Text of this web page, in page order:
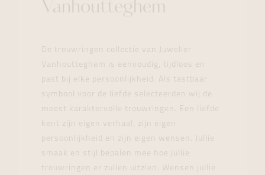
Vanhoutteghem
De trouwringen collectie van Juwelier
Vanhoutteghem is eenvoudig, tijdloos en
past bij elke persoonlijkheid. Als tastbaar
symbool voor de liefde selecteerden wij de
meest karaktervolle trouwringen. Een liefde
kent zijn eigen verhaal, zijn eigen
persoonlijkheid en zijn eigen wensen. Jullie
smaak en stijl bepalen mee hoe jullie
trouwringen er zullen uitzien. Wensen jullie